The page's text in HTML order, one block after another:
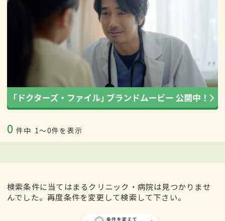
0 件中 1〜0件を表示
検索条件に当てはまるクリニック・病院は見つかりませ
んでした。再度条件を変更して検索して下さい。